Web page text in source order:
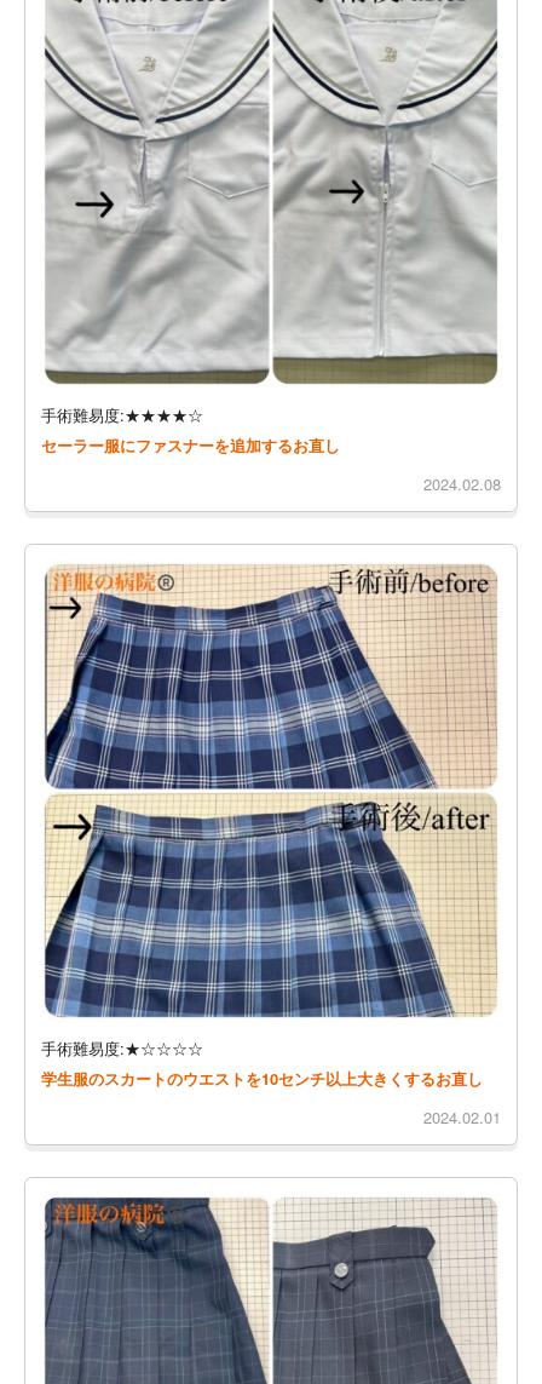
手術難易度:★★★★☆
セーラー服にファスナーを追加するお直し
2024.02.08
手術難易度:★☆☆☆☆
学生服のスカートのウエストを10センチ以上大きくするお直し
2024.02.01